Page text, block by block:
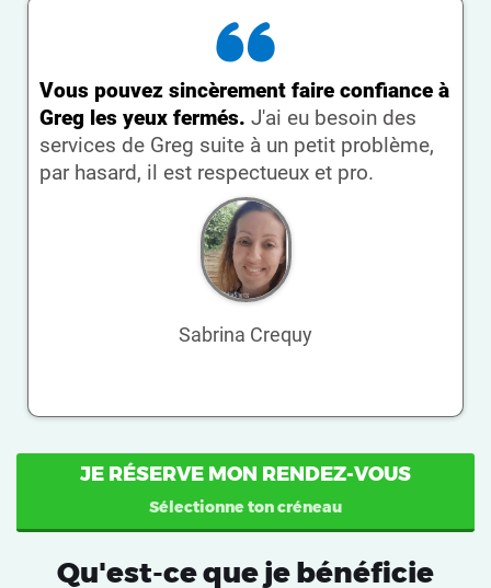
Vous pouvez sincèrement faire confiance à
Greg les yeux fermés. J'ai eu besoin des
services de Greg suite à un petit problème,
par hasard, il est respectueux et pro.
Sabrina Crequy
JE RÉSERVE MON RENDEZ-VOUS
Sélectionne ton créneau
Qu'est-ce que je bénéficie